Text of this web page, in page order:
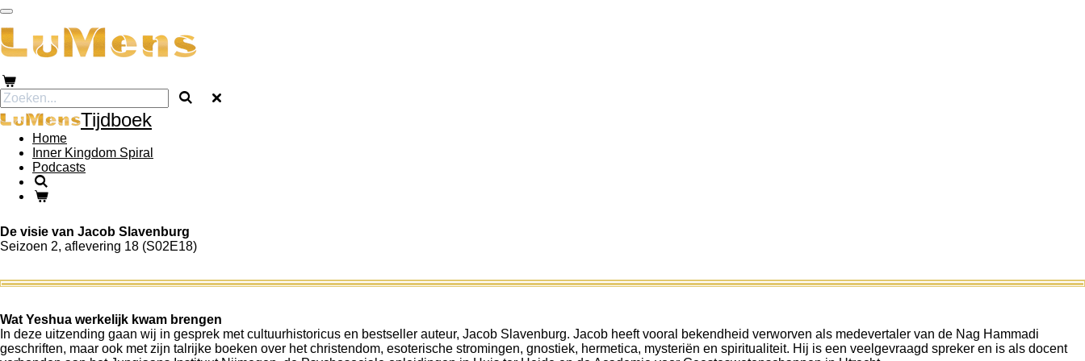
Ga
direct
naar
de
Tijdboek
Home
Inner Kingdom Spiral
Podcasts
De visie van Jacob Slavenburg
Seizoen 2, aflevering 18 (S02E18)
Wat Yeshua werkelijk kwam brengen
In deze uitzending gaan wij in gesprek met cultuurhistoricus en bestseller auteur, Jacob Slavenburg. Jacob heeft vooral bekendheid verworven als medevertaler van de Nag Hammadi
geschriften, maar ook met zijn talrijke boeken over het christendom, esoterische stromingen, gnostiek, hermetica, mysteriën en spiritualiteit. Hij is een veelgevraagd spreker en is als docent